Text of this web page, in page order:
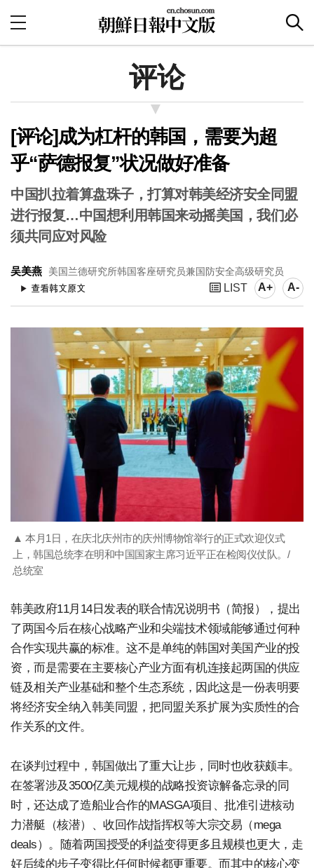
评论
[评论]成为杠杆的韩国，需要为超
乎“萨德报复”状况做好准备
中国扒拉着算盘珠子，打算对韩美经济安全同盟
进行报复…中国想利用韩国来动摇美国，我们必
须共同应对风险
吴美燕 美国兰德研究所韩国客座研究员兼国防安全高级研究员
LIST A+ A-
▲ 本月1日，在庆北庆州市的庆州博物馆举行的正式欢迎仪式
上，韩国总统李在明和中国国家主席习近平正在检阅仪仗队。/
总统室
韩美政府11月14日发表的联合情况说明书（简报），提出
了两国今后在核心战略产业和尖端技术领域能够通过何种
合作实现共赢的标准。这不是单纯的韩国对美国产业的投
资，而是需要在主要核心产业方面有机连接起两国的供应
链及相关产业基础和整个生态系统，因此这是一份表明要
将经济安全纳入韩美同盟，把同盟关系扩展为实质性的合
作关系的文件。
在谈判过程中，韩国做出了重大让步，同时也收获颇丰。
在签署涉及3500亿美元规模的战略投资谅解备忘录的同
时，还达成了造船业合作的MASGA项目、批准引进核动
力潜艇（核潜）、收回作战指挥权等大宗交易（mega
deals）。随着两国授受的利益变得更多且规模也更大，走
好后续的步子变得比任何时候都更重要。而其中的核心变